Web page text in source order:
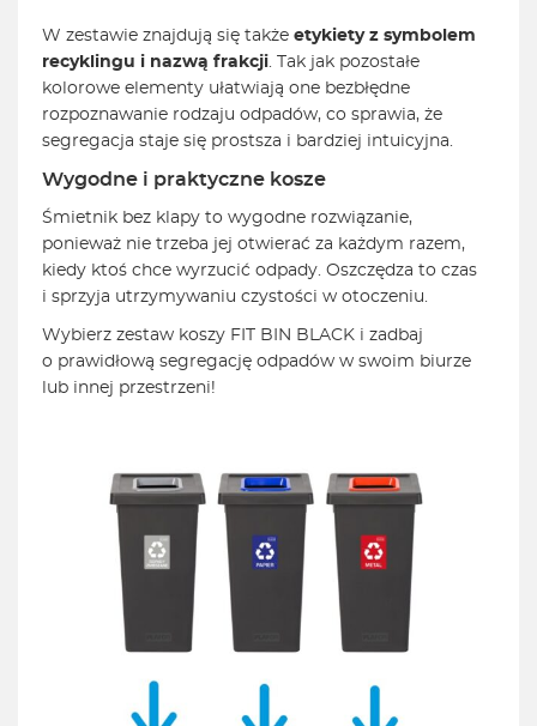
W zestawie znajdują się także etykiety z symbolem
recyklingu i nazwą frakcji. Tak jak pozostałe
kolorowe elementy ułatwiają one bezbłędne
rozpoznawanie rodzaju odpadów, co sprawia, że
segregacja staje się prostsza i bardziej intuicyjna.
Wygodne i praktyczne kosze
Śmietnik bez klapy to wygodne rozwiązanie,
ponieważ nie trzeba jej otwierać za każdym razem,
kiedy ktoś chce wyrzucić odpady. Oszczędza to czas
i sprzyja utrzymywaniu czystości w otoczeniu.
Wybierz zestaw koszy FIT BIN BLACK i zadbaj
o prawidłową segregację odpadów w swoim biurze
lub innej przestrzeni!